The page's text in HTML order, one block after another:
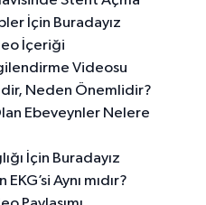
İçin Buradayız
İçeriği
Videosu
Neden Önemlidir?
Ebeveynler Nelere
İçin Buradayız
Aynı mıdır?